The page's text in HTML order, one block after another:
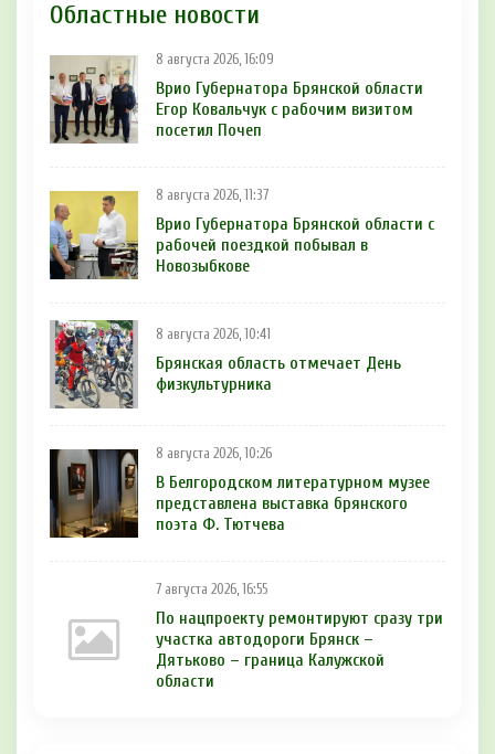
Областные новости
8 августа 2026, 16:09
Врио Губернатора Брянской области
Егор Ковальчук с рабочим визитом
посетил Почеп
8 августа 2026, 11:37
Врио Губернатора Брянской области с
рабочей поездкой побывал в
Новозыбкове
8 августа 2026, 10:41
Брянская область отмечает День
физкультурника
8 августа 2026, 10:26
В Белгородском литературном музее
представлена выставка брянского
поэта Ф. Тютчева
7 августа 2026, 16:55
По нацпроекту ремонтируют сразу три
участка автодороги Брянск –
Дятьково – граница Калужской
области